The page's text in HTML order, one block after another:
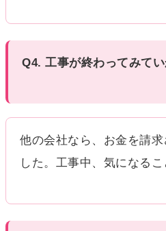
Q4. 工事が終わってみて
他の会社なら、お金を請
した。工事中、気になる